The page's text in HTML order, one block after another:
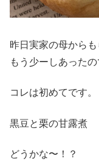
昨日実家の母から
もう少ーしあった
コレは初めてです。
黒豆と栗の甘露煮
どうかな〜！？